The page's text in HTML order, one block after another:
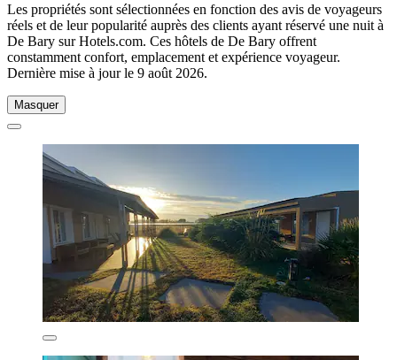
Les propriétés sont sélectionnées en fonction des avis de voyageurs
réels et de leur popularité auprès des clients ayant réservé une nuit à
De Bary sur Hotels.com. Ces hôtels de De Bary offrent
constamment confort, emplacement et expérience voyageur.
Dernière mise à jour le 9 août 2026.
Masquer